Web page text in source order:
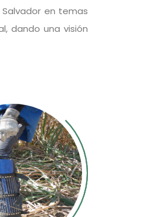
en temas
dando una visión